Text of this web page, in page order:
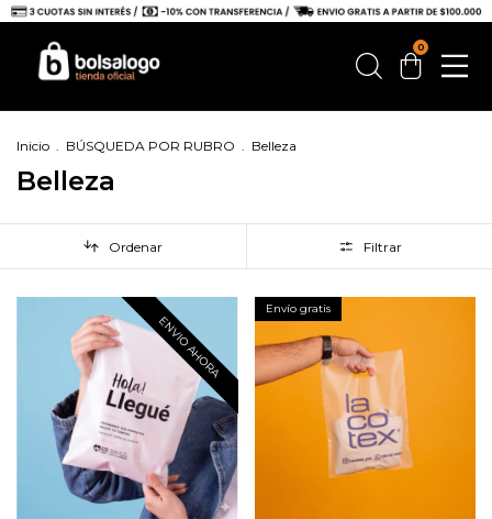
0
Inicio . BÚSQUEDA POR RUBRO . Belleza
Belleza
Ordenar Filtrar
ENVIO AHORA
Envío gratis